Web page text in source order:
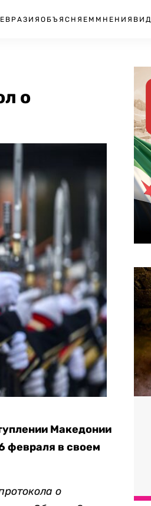
ЕВРАЗИЯ ОБЪЯСНЯЕМ МНЕНИЯ
о
Македонии
февраля в своем
о